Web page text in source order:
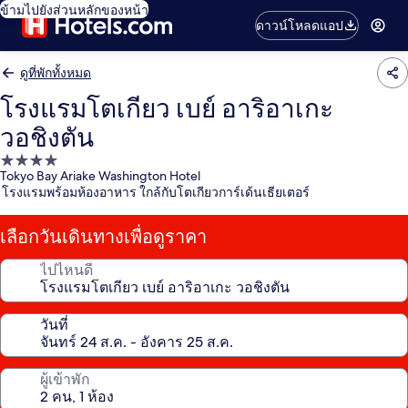
ข้ามไปยังส่วนหลักของหน้า
ดาวน์โหลดแอป
ดูที่พักทั้งหมด
โรงแรมโตเกียว เบย์ อาริอาเกะ
วอชิงตัน
ที่พัก
4.0
Tokyo Bay Ariake Washington Hotel
โรงแรมพร้อมห้องอาหาร ใกล้กับโตเกียวการ์เด้นเธียเตอร์
เลือกวันเดินทางเพื่อดูราคา
ไปไหนดี
วันที่
ผู้เข้าพัก